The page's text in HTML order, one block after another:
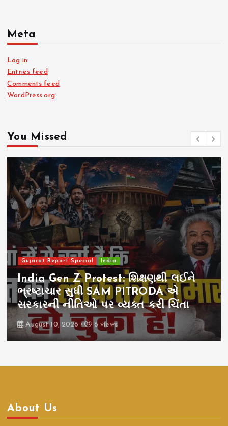
Meta
Log in
Entries feed
Comments feed
WordPress.org
You Missed
Gujarat Report Special India
India Gen Z Protest: શિક્ષણથી લઈને
ભ્રષ્ટાચાર સુધી SAM PITRODA એ
સરકારની નીતિઓ પર વ્યક્ત કરી ચિંતા
August 10, 2026 6 views
About Us